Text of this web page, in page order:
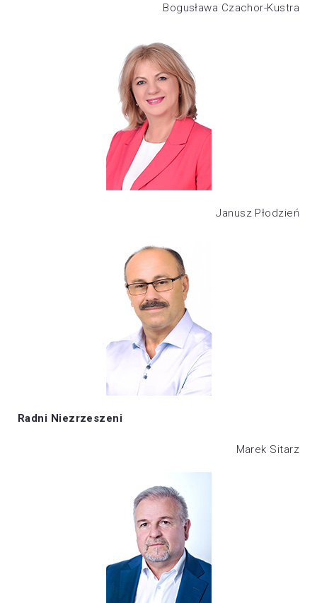
Bogusława Czachor-Kustra
Janusz Płodzień
Radni Niezrzeszeni
Marek Sitarz